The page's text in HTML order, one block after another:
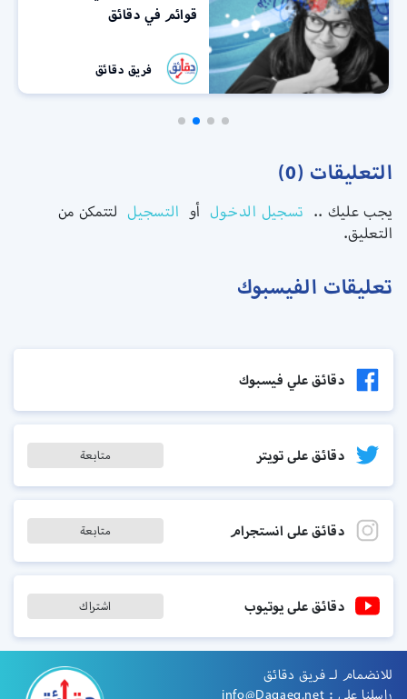
قوائم في دقائق
فريق دقائق
التعليقات (0)
يجب عليك .. تسجيل الدخول أو التسجيل لتتمكن من
التعليق.
تعليقات الفيسبوك
دقائق علي فيسبوك
دقائق على تويتر متابعة
دقائق على انستجرام متابعة
دقائق على يوتيوب اشتراك
للانضمام لـ فريق دقائق
راسلنا على : info@Daqaeq.net